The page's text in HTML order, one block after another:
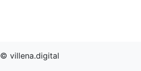
© villena.digital